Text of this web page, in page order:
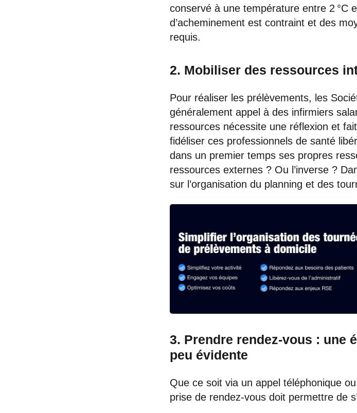
conservé à une température entre 2 °C
d’acheminement est contraint et des
requis.
2. Mobiliser des ressources
Pour réaliser les prélèvements, les
généralement appel à des infirmiers
ressources nécessite une réflexion et
fidéliser ces professionnels de santé
dans un premier temps ses propres
ressources externes ? Ou l’inverse ?
sur l’organisation du planning et des
3. Prendre rendez-vous : une
peu évidente
Que ce soit via un appel téléphonique
prise de rendez-vous doit permettre de